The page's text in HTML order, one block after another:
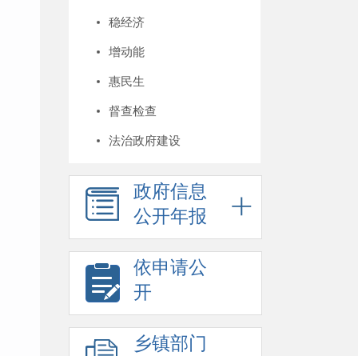
稳经济
增动能
惠民生
督查检查
法治政府建设
政府信息
公开年报
依申请公
开
乡镇部门